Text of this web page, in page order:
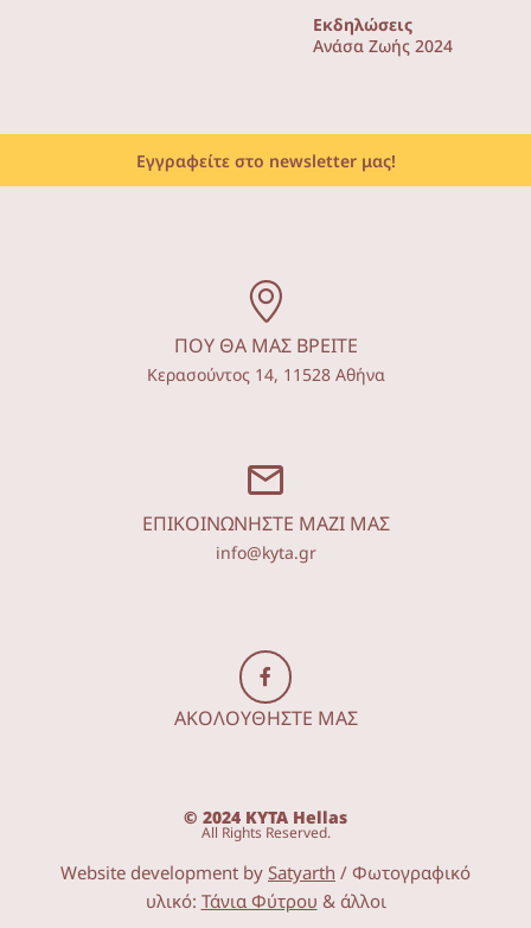
Εκδηλώσεις
Ανάσα Ζωής 2024
Εγγραφείτε στο newsletter μας!
ΠΟΥ ΘΑ ΜΑΣ ΒΡΕΙΤΕ
Κερασούντος 14, 11528 Αθήνα
ΑΚΟΛΟΥΘΗΣΤΕ ΜΑΣ
ΕΠΙΚΟΙΝΩΝΗΣΤΕ ΜΑΖΙ ΜΑΣ
info@kyta.gr
© 2024 KYTA Hellas
All Rights Reserved.
Website development by Satyarth / Φωτογραφικό
υλικό: Τάνια Φύτρου & άλλοι